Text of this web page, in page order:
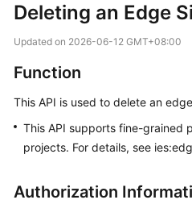
Overview
Started
User
Guide
Reference
Deleting an Edge
Updated on 2026-06-12 GMT+08:00
Function
This API is used to delete an
This API supports fine-grained
projects. For details, see
Authorization